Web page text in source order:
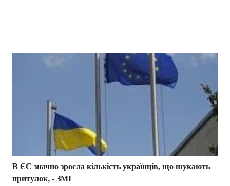
В ЄС значно зросла кількість українців, що шукають
притулок, - ЗМІ